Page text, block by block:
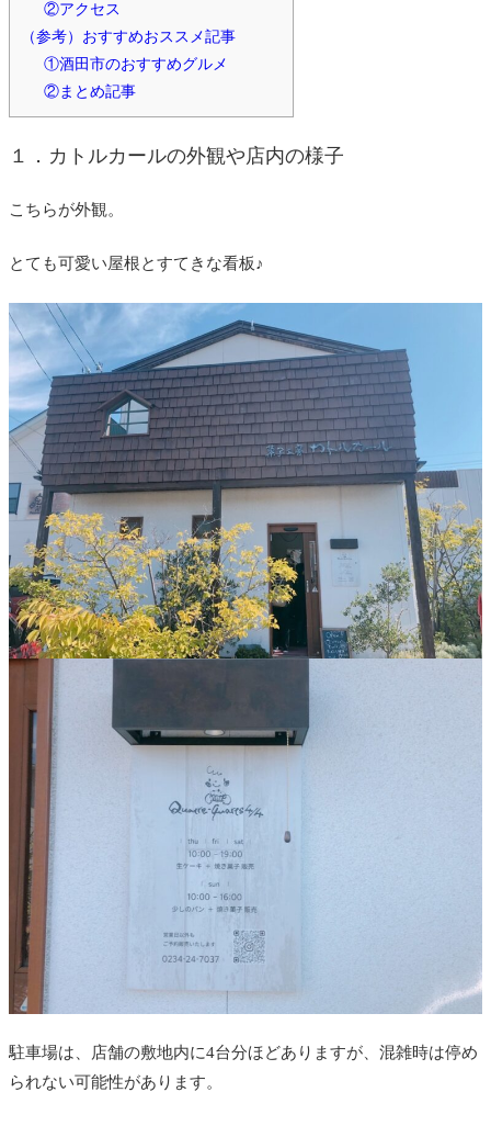
②アクセス
（参考）おすすめおススメ記事
①酒田市のおすすめグルメ
②まとめ記事
１．カトルカールの外観や店内の様子
こちらが外観。
とても可愛い屋根とすてきな看板♪
駐車場は、店舗の敷地内に4台分ほどありますが、混雑時は停め
られない可能性があります。